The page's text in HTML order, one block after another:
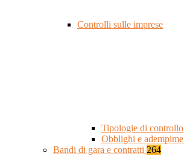
Controlli sulle imprese
Tipologie di controllo
Obblighi e
Bandi di gara e contratti 264